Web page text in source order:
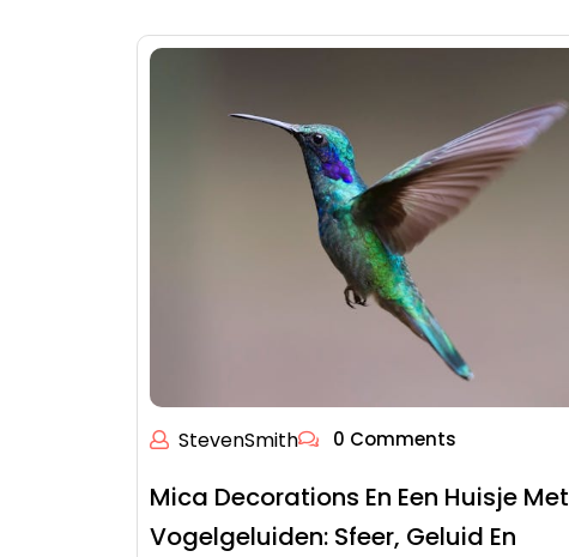
StevenSmith 0 Comments
Mica Decorations En Een Huisje Met
Vogelgeluiden: Sfeer, Geluid En